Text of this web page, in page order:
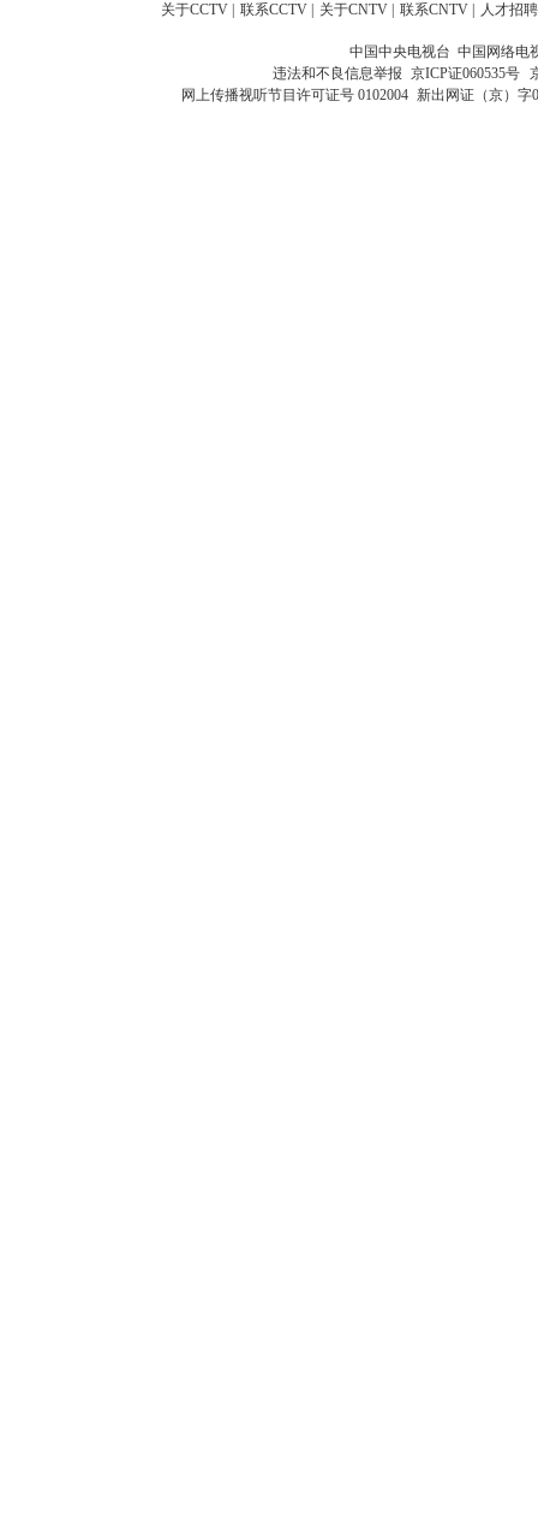
关于CCTV 联系CCTV 关于CNTV 联系CNTV 人才招聘
中国中央电视台 中国网络电
违法和不良信息举报 京ICP证060535号
网上传播视听节目许可证号 0102004 新出网证（京）